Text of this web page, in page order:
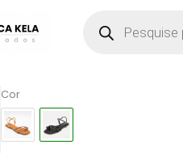
Cor
Rasteira
Kela
Prime
Crystal